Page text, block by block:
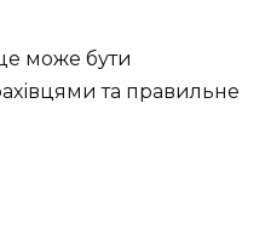
може бути
та правильне